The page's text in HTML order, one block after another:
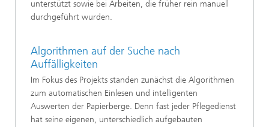
unterstützt sowie bei Arbeiten, die früher rein manuell
durchgeführt wurden.
Algorithmen auf der Suche nach
Auffälligkeiten
Im Fokus des Projekts standen zunächst die Algorithmen
zum automatischen Einlesen und intelligenten
Auswerten der Papierberge. Denn fast jeder Pflegedienst
hat seine eigenen, unterschiedlich aufgebauten